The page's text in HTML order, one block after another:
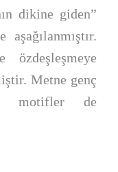
dikine giden”
Metne genç
motifler de